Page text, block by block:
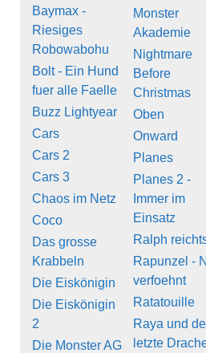
Baymax -
Riesiges
Robowabohu
Bolt - Ein Hund
fuer alle Faelle
Buzz Lightyear
Cars
Cars 2
Cars 3
Chaos im Netz
Coco
Das grosse
Krabbeln
Die Eiskönigin
Die Eiskönigin
2
Die Monster AG
Monster
Akademie
Nightmare
Before
Christmas
Oben
Onward
Planes
Planes 2 -
Immer im
Einsatz
Ralph
Rapunzel -
verfoehnt
Ratatouille
Raya und
letzte